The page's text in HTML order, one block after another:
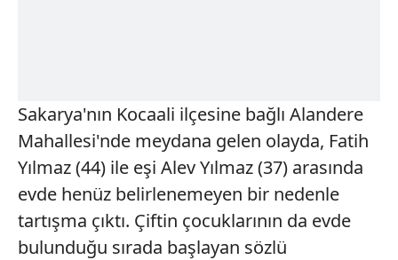
Sakarya'nın Kocaali ilçesine bağlı Alandere
Mahallesi'nde meydana gelen olayda, Fatih
Yılmaz (44) ile eşi Alev Yılmaz (37) arasında
evde henüz belirlenemeyen bir nedenle
tartışma çıktı. Çiftin çocuklarının da evde
bulunduğu sırada başlayan sözlü